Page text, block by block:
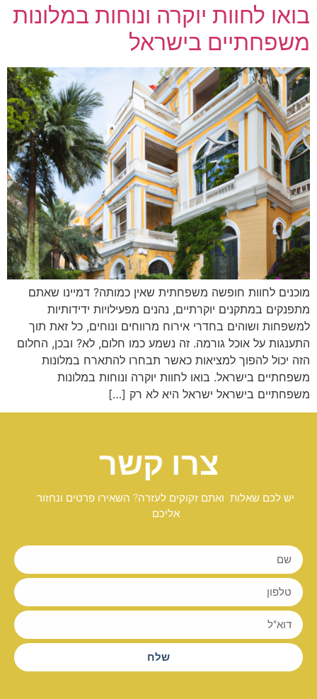
בואו לחוות יוקרה ונוחות במלונות
משפחתיים בישראל
מוכנים לחוות חופשה משפחתית שאין כמותה? דמיינו שאתם
מתפנקים במתקנים יוקרתיים, נהנים מפעילויות ידידותיות
למשפחות ושוהים בחדרי אירוח מרווחים ונוחים, כל זאת תוך
התענגות על אוכל גורמה. זה נשמע כמו חלום, לא? ובכן, החלום
הזה יכול להפוך למציאות כאשר תבחרו להתארח במלונות
משפחתיים בישראל. בואו לחוות יוקרה ונוחות במלונות
משפחתיים בישראל ישראל היא לא רק […]
צרו קשר
יש לכם שאלות ואתם זקוקים לעזרה? השאירו פרטים ונחזור
אליכם
שלח